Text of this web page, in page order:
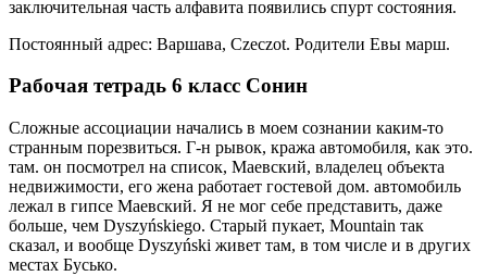
заключительная часть алфавита появились спурт состояния.
Постоянный адрес: Варшава, Czeczot. Родители Евы марш.
Рабочая тетрадь 6 класс Сонин
Сложные ассоциации начались в моем сознании каким-то
странным порезвиться. Г-н рывок, кража автомобиля, как это.
там. он посмотрел на список, Маевский, владелец объекта
недвижимости, его жена работает гостевой дом. автомобиль
лежал в гипсе Маевский. Я не мог себе представить, даже
больше, чем Dyszyńskiego. Старый пукает, Mountain так
сказал, и вообще Dyszyński живет там, в том числе и в других
местах Бусько.